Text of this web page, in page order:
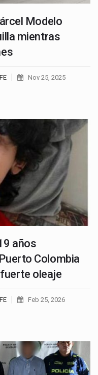
Modelo
mientras
Nov 25, 2025
años
Colombia
oleaje
Feb 25, 2026